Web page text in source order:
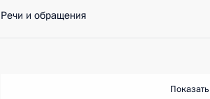
Речи и обращения